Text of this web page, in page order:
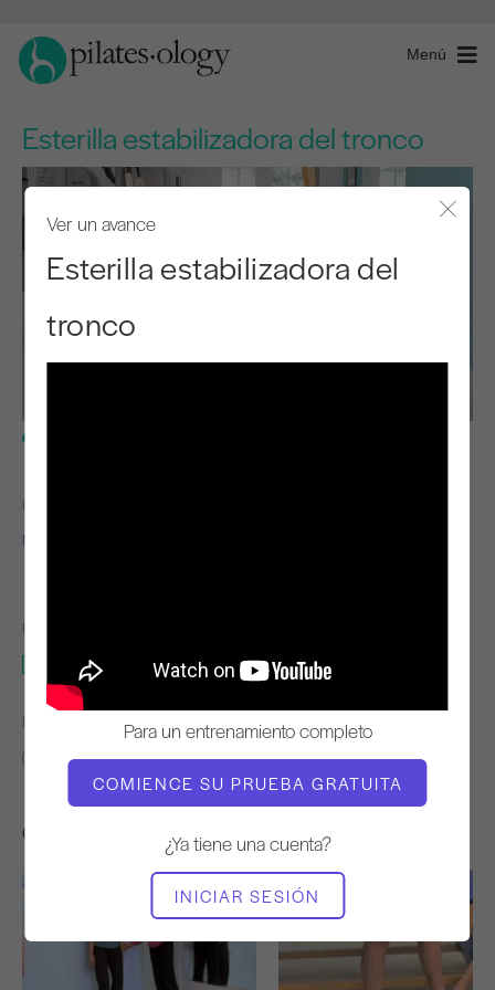
Menú
Esterilla estabilizadora del tronco
Ver un avance
Esterilla estabilizadora del
tronco
Para un entrenamiento completo
COMIENCE SU PRUEBA GRATUITA
¿Ya tiene una cuenta?
INICIAR SESIÓN
PROFESOR
Niedra Gabriel
EQUIPO NECESARIO
ENCONTRAR CLASES SIMILARES PARA
Intermedio
40 - 50 min Mat
Otros entrenamientos que te pueden gustar